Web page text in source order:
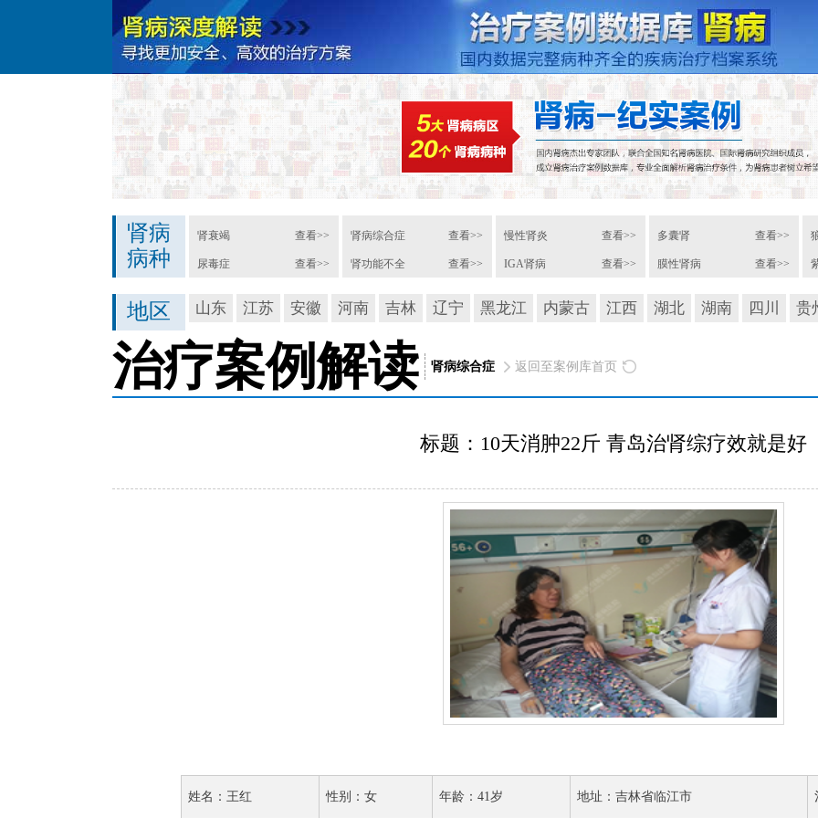
肾病
病种
肾衰竭 查看>>
尿毒症 查看>>
肾病综合症 查看>>
肾功能不全 查看>>
慢性肾炎 查看>>
IGA肾病 查看>>
多囊肾 查看>>
膜性肾病 查看>>
地区 山东 江苏 安徽 河南 吉林 辽宁 黑龙江 内蒙古 江西 湖北 湖南 四川 贵
治疗案例解读 肾病综合症 返回至案例库首页
标题：10天消肿22斤 青岛治肾综疗效就是好
姓名：王红 性别：女 年龄：41岁 地址：吉林省临江市